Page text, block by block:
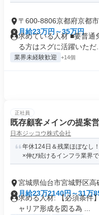
〒600-8806京都府京都市
川町
月給23万円～35万円
求めている人材 ■要普通
る方はスグに活躍いただ...
業界未経験歓迎 +14個
正社員
既存顧客メインの提案
日本ジッコウ株式会社
年休124日＆残業ほぼなし
×伸び続けるインフラ業界
宮城県仙台市宮城野区高
月給23万2140円～31万
求める人材: 【必須条件
ャリア形成を図る為 ...